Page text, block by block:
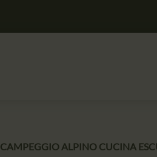
CAMPEGGIO ALPINO CUCINA